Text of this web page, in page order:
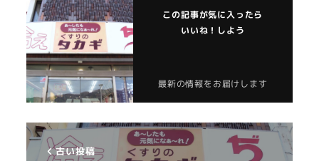
この記事が気に入ったら
いいね！しよう
最新の情報をお届けします
古い投稿